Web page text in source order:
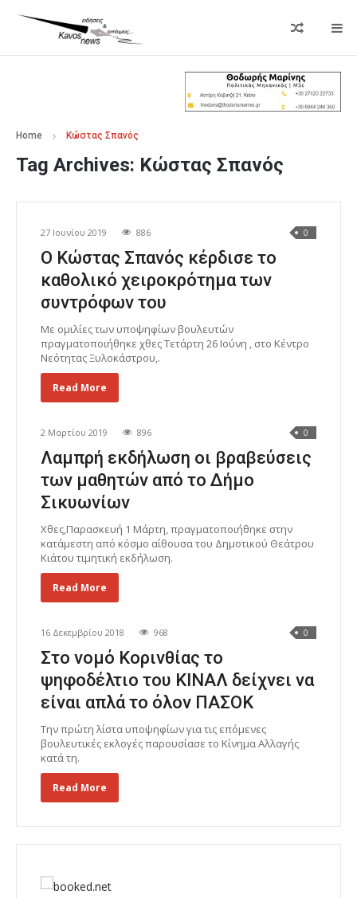
Home Κώστας Σπανός
Tag Archives: Κώστας Σπανός
27 Ιουνίου 2019 886 0
Ο Κώστας Σπανός κέρδισε το
καθολικό χειροκρότημα των
συντρόφων του
Με ομιλίες των υποψηφίων βουλευτών
πραγματοποιήθηκε χθες Τετάρτη 26 Ιούνη , στο Κέντρο
Νεότητας Ξυλοκάστρου,.
Read More
2 Μαρτίου 2019 896 0
Λαμπρή εκδήλωση οι βραβεύσεις
των μαθητών από το Δήμο
Σικυωνίων
Χθες,Παρασκευή 1 Μάρτη, πραγματοποιήθηκε στην
κατάμεστη από κόσμο αίθουσα του Δημοτικού Θεάτρου
Κιάτου τιμητική εκδήλωση.
Read More
16 Δεκεμβρίου 2018 968 0
Στο νομό Κορινθίας το
ψηφοδέλτιο του ΚΙΝΑΛ δείχνει να
είναι απλά το όλον ΠΑΣΟΚ
Την πρώτη λίστα υποψηφίων για τις επόμενες
βουλευτικές εκλογές παρουσίασε το Κίνημα Αλλαγής
κατά τη.
Read More